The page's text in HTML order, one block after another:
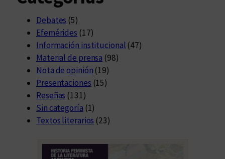
Debates (5)
Efemérides (17)
Información institucional (47)
Material de prensa (98)
Nota de opinión (19)
Presentaciones (15)
Reseñas (131)
Sin categoría (1)
Textos literarios (23)